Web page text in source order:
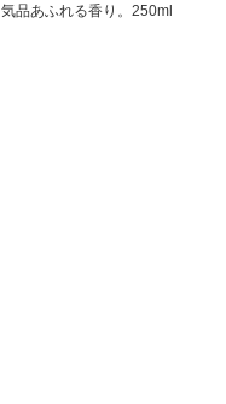
品あふれる香り。250ml